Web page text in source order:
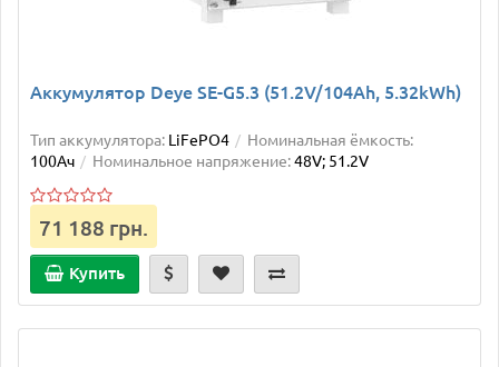
Аккумулятор Deye SE-G5.3 (51.2V/104Ah, 5.32kWh)
Тип аккумулятора: LiFePO4
Номинальная ёмкость:
100Ач
Номинальное напряжение:48V; 51.2V
71 188 грн.
Купить